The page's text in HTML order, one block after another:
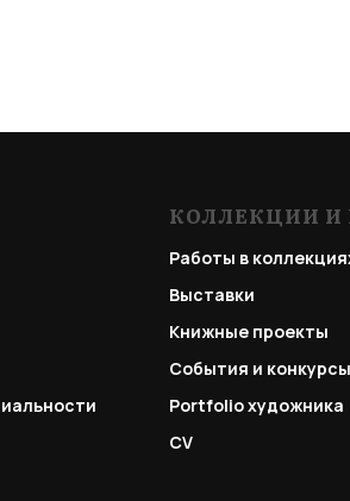
КОЛЛЕКЦИИ И
Работы в
Выставки
Книжные проекты
События и конкурсы
Portfolioхудожника
CV